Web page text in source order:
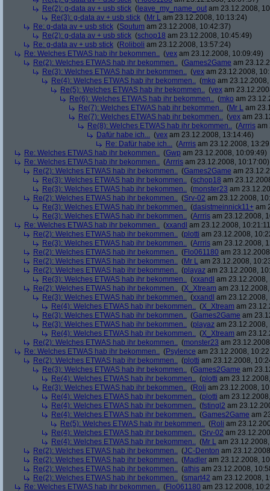
Re(2): g-data av + usb stick ( leave_my_name_out am 23.12.2008,
Re(3): g-data av + usb stick (Mr L am 23.12.2008, 10:13:24)
Re: g-data av + usb stick (Sputum am 23.12.2008, 10:42:37)
Re(2): g-data av + usb stick (schop18 am 23.12.2008, 10:45:49)
Re: g-data av + usb stick (Roliboli am 23.12.2008, 13:57:24)
Re: Welches ETWAS hab ihr bekommen.. (vex am 23.12.2008, 10:09:49)
Re(2): Welches ETWAS hab ihr bekommen.. (Games2Game am
Re(3): Welches ETWAS hab ihr bekommen.. (vex am 23.12.2008,
Re(4): Welches ETWAS hab ihr bekommen.. (mko am
Re(5): Welches ETWAS hab ihr bekommen.. (vex am
Re(6): Welches ETWAS hab ihr bekommen.. (mko am
Re(7): Welches ETWAS hab ihr bekommen.. (Mr L am
Re(7): Welches ETWAS hab ihr bekommen.. (vex am
Re(8): Welches ETWAS hab ihr bekommen.. (Arrris am
Dafür habe ich... (vex am 23.12.2008, 13:14:46)
Re: Dafür habe ich... (Arrris am 23.12.2008,
Re: Welches ETWAS hab ihr bekommen.. (Gwp am 23.12.2008, 10:09:49)
Re: Welches ETWAS hab ihr bekommen.. (Arrris am 23.12.2008, 10:17:00)
Re(2): Welches ETWAS hab ihr bekommen.. (Games2Game am
Re(3): Welches ETWAS hab ihr bekommen.. (schop18 am
Re(3): Welches ETWAS hab ihr bekommen.. (monster23 am
Re(2): Welches ETWAS hab ihr bekommen.. (Srv-02 am 23.12.2008,
Re(3): Welches ETWAS hab ihr bekommen.. (dasistmeinnick11+ am
Re(3): Welches ETWAS hab ihr bekommen.. (Arrris am 23.12.2008,
Re: Welches ETWAS hab ihr bekommen.. (xxandl am 23.12.2008,
Re(2): Welches ETWAS hab ihr bekommen.. (plotti am 23.12.2008,
Re(3): Welches ETWAS hab ihr bekommen.. (Arrris am 23.12.2008,
Re(2): Welches ETWAS hab ihr bekommen.. (Flo061180 am
Re(2): Welches ETWAS hab ihr bekommen.. (Mr L am 23.12.2008,
Re(2): Welches ETWAS hab ihr bekommen.. (playaz am 23.12.2008,
Re(3): Welches ETWAS hab ihr bekommen.. (xxandl am 23.12.2008,
Re(2): Welches ETWAS hab ihr bekommen.. (X_Xtream am
Re(3): Welches ETWAS hab ihr bekommen.. (xxandl am 23.12.2008,
Re(4): Welches ETWAS hab ihr bekommen.. (X_Xtream am
Re(3): Welches ETWAS hab ihr bekommen.. (Games2Game am
Re(3): Welches ETWAS hab ihr bekommen.. (playaz am 23.12.2008,
Re(4): Welches ETWAS hab ihr bekommen.. (X_Xtream am
Re(2): Welches ETWAS hab ihr bekommen.. (monster23 am
Re: Welches ETWAS hab ihr bekommen.. (Psylence am 23.12.2008,
Re(2): Welches ETWAS hab ihr bekommen.. (plotti am 23.12.2008,
Re(3): Welches ETWAS hab ihr bekommen.. (Games2Game am
Re(4): Welches ETWAS hab ihr bekommen.. (plotti am
Re(3): Welches ETWAS hab ihr bekommen.. (Roli am 23.12.2008,
Re(4): Welches ETWAS hab ihr bekommen.. (plotti am
Re(4): Welches ETWAS hab ihr bekommen.. (fstingl2 am
Re(4): Welches ETWAS hab ihr bekommen.. (Games2Game am
Re(5): Welches ETWAS hab ihr bekommen.. (Roli am
Re(4): Welches ETWAS hab ihr bekommen.. (Srv-02 am
Re(4): Welches ETWAS hab ihr bekommen.. (Mr L am
Re(2): Welches ETWAS hab ihr bekommen.. (JC-Denton am
Re(2): Welches ETWAS hab ihr bekommen.. (Madler am 23.12.2008,
Re(2): Welches ETWAS hab ihr bekommen.. (athis am 23.12.2008,
Re(2): Welches ETWAS hab ihr bekommen.. (smart42 am 23.12.2008,
Re: Welches ETWAS hab ihr bekommen.. (Flo061180 am 23.12.2008,